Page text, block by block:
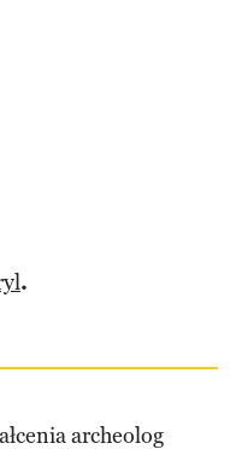
.
archeolog